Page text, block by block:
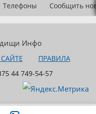
Телефоны Сообщить
Инфо
ПРАВИЛА
44 749-54-57